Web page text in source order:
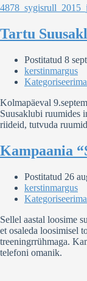
Tartu
Postitatud 8
kerstinmargus
Kolmapäeval
Suusaklubi ruumides
riideid, tutvuda
Kampaania
Postitatud 26
kerstinmargus
Sellel aastal loosime
et osaleda loosimisel
treeningrrühmaga.
telefoni omanik.